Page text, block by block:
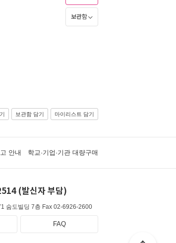
보관함
보관함 담기 마이리스트 담기
안내 학교·기업·기관 대량구매
(발신자 부담)
숨도빌딩 7층 Fax 02-6926-2600
FAQ